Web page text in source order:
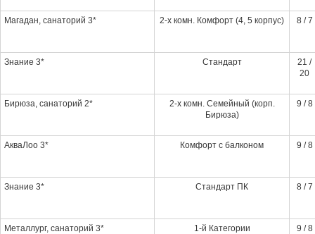
Магадан, санаторий 3* 2-х комн. Комфорт (4, 5 корпус) 8 / 7
Знание 3* Стандарт
21 /
20
Бирюза, санаторий 2*
2-х комн. Семейный (корп.
Бирюза)
9 / 8
АкваЛоо 3* Комфорт с балконом 9 / 8
Знание 3* Стандарт ПК 8 / 7
Металлург, санаторий 3* 1-й Категории 9 / 8